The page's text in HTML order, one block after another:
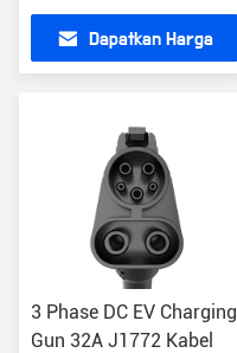
Dapatkan Harga
3 Phase DC EV Charging
Gun 32A J1772 Kabel